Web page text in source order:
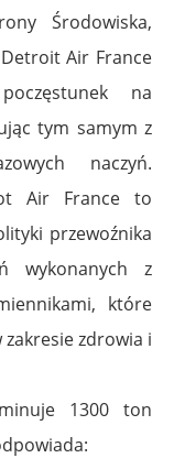
Środowiska,
Air France
na
tym samym z
naczyń.
Air France to
przewoźnika
wykonanych z
które
zdrowia i
1300 ton